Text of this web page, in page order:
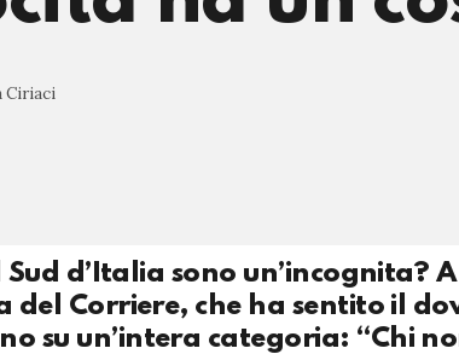
Ciriaci
Sud d’Italia sono
del Corriere, che ha sentito il
su un’intera categoria: “Chi